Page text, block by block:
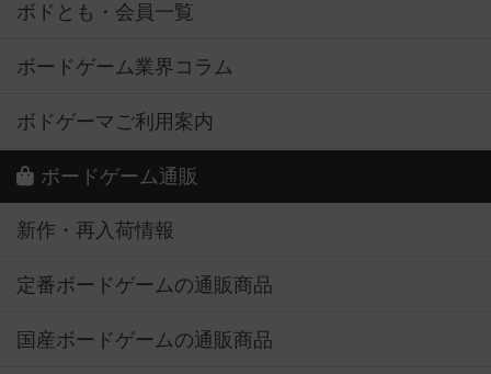
ボドとも・会員一覧
ボードゲーム業界コラム
ボドゲーマご利用案内
ボードゲーム通販
新作・再入荷情報
定番ボードゲームの通販商品
国産ボードゲームの通販商品